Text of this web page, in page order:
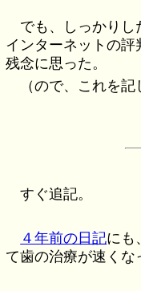
でも、しっかりし
インターネットの評
残念に思った。
（ので、これを記
すぐ追記。
４年前の日記にも
て歯の治療が速くな